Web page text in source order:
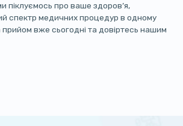
піклуємось про ваше здоров’я,
спектр медичних процедур в одному
прийом вже сьогодні та довіртесь нашим